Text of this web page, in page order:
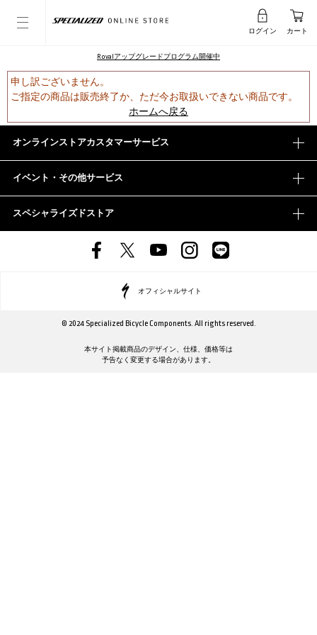
ログイン カート
Rovalアップグレードプログラム開催中
申し訳ございません。
ご指定の商品は販売終了か、ただ今お取扱いできない商品です。
ホームへ戻る
オンラインストアカスタマーサービス
イベント・その他サービス
スペシャライズドストア
オフィシャルサイト
© 2024 Specialized Bicycle Components. All rights reserved.
本サイト掲載商品のデザイン、仕様、価格等は
予告なく変更する場合があります。